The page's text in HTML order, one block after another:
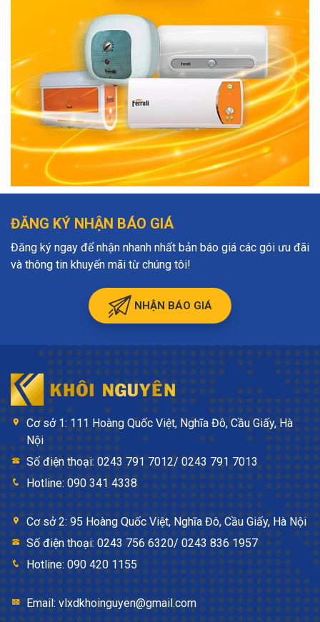
ĐĂNG KÝ NHẬN BÁO GIÁ
Đăng ký ngay để nhận nhanh nhất bản báo giá các gói ưu đãi
và thông tin khuyến mãi từ chúng tôi!
NHẬN BÁO GIÁ
Cơ sở 1: 111 Hoàng Quốc Việt, Nghĩa Đô, Cầu Giấy, Hà
Nội
Số điện thoại: 0243 791 7012/ 0243 791 7013
Hotline: 090 341 4338
Cơ sở 2: 95 Hoàng Quốc Việt, Nghĩa Đô, Cầu Giấy, Hà Nội
Số điện thoại: 0243 756 6320/ 0243 836 1957
Hotline: 090 420 1155
Email: vlxdkhoinguyen@gmail.com